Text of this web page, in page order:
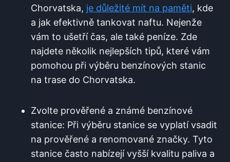
Chorvatska, je⁤ důležité mít na paměti, kde
a jak ⁤efektivně tankovat naftu. Nejenže
vám to ušetří čas, ale⁤ také ⁤peníze. Zde
najdete ⁤několik nejlepších tipů, které vám
pomohou ⁤při výběru benzínových stanic
na trase do Chorvatska.
Zvolte ⁢prověřené​ a známé benzínové
stanice: Při výběru stanice se vyplatí vsadit
‍na prověřené a renomované značky. Tyto
stanice⁢ často​ nabízejí vyšší kvalitu paliva​ a